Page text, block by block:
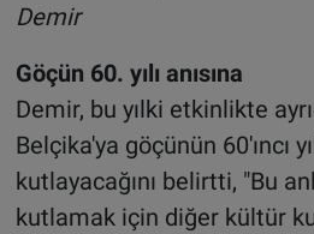
Demir
Göçün 60. yılı anısına
Demir, bu yılki etkinlikte
Belçika'ya göçünün 60'ıncı
kutlayacağını belirtti, "Bu
kutlamak için diğer kültür